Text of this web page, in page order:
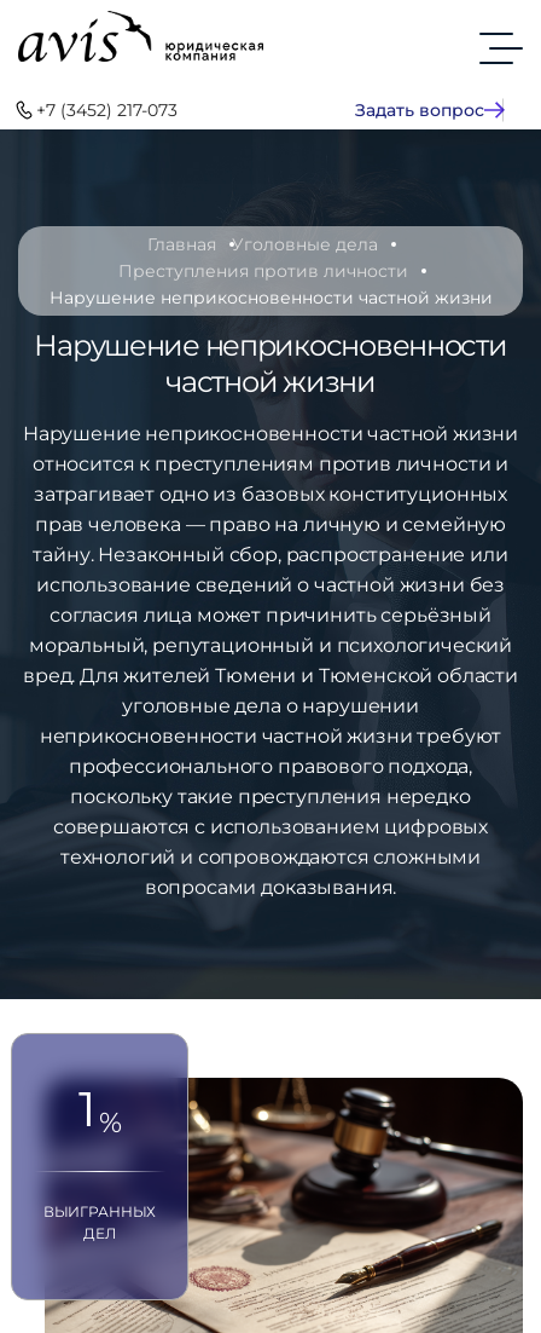
+7 (3452) 217-073 Задать вопрос
Главная
Уголовные дела
Преступления против личности
Нарушение неприкосновенности частной жизни
Нарушение неприкосновенности
частной жизни
Нарушение неприкосновенности частной жизни
относится к преступлениям против личности и
затрагивает одно из базовых конституционных
прав человека — право на личную и семейную
тайну. Незаконный сбор, распространение или
использование сведений о частной жизни без
согласия лица может причинить серьёзный
моральный, репутационный и психологический
вред. Для жителей Тюмени и Тюменской области
уголовные дела о нарушении
неприкосновенности частной жизни требуют
профессионального правового подхода,
поскольку такие преступления нередко
совершаются с использованием цифровых
технологий и сопровождаются сложными
вопросами доказывания.
1 %
ВЫИГРАННЫХ
ДЕЛ